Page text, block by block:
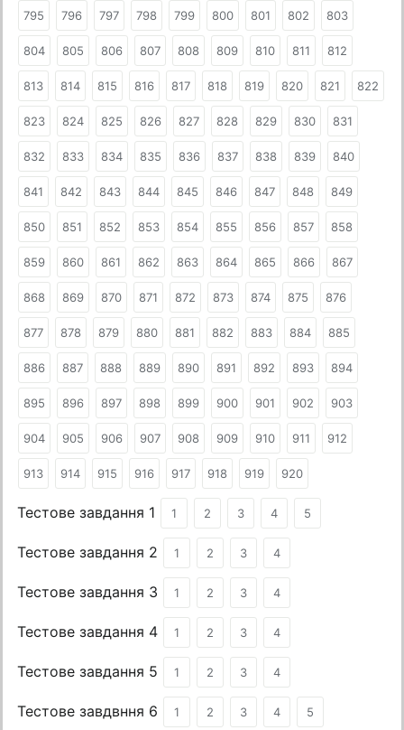
795 796 797 798 799 800 801 802 803
804 805 806 807 808 809 810 811 812
813 814 815 816 817 818 819 820 821 822
823 824 825 826 827 828 829 830 831
832 833 834 835 836 837 838 839 840
841 842 843 844 845 846 847 848 849
850 851 852 853 854 855 856 857 858
859 860 861 862 863 864 865 866 867
868 869 870 871 872 873 874 875 876
877 878 879 880 881 882 883 884 885
886 887 888 889 890 891 892 893 894
895 896 897 898 899 900 901 902 903
904 905 906 907 908 909 910 911 912
913 914 915 916 917 918 919 920
Тестове завдання 1 1 2 3 4 5
Тестове завдання 2 1 2 3 4
Тестове завдання 3 1 2 3 4
Тестове завдання 4 1 2 3 4
Тестове завдання 5 1 2 3 4
Тестове завдвння 6 1 2 3 4 5